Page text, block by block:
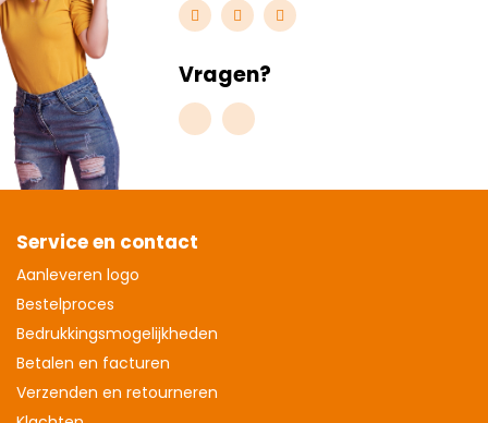
Vragen?
Service en contact
Aanleveren logo
Bestelproces
Bedrukkingsmogelijkheden
Betalen en facturen
Verzenden en retourneren